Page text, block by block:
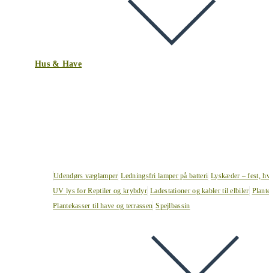
Hus & Have
Udendørs væglamper Ledningsfri lamper på batteri Lyskæder – fest,
UV lys for Reptiler og krybdyr Ladestationer og kabler til elbiler
Plantekasser til have og terrassen Spejlbassin